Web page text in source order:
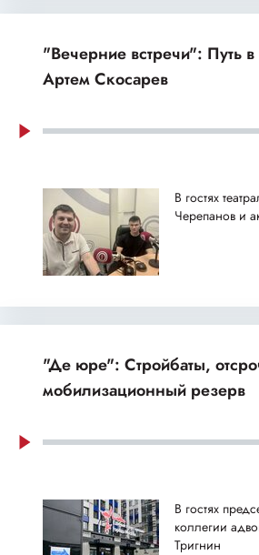
"Вечерние встречи": Путь
Артем Скосарев
В гостях
Черепанов и
"Де юре": Стройбаты,
мобилизационный резерв
В гостях
коллегии
Тригнин